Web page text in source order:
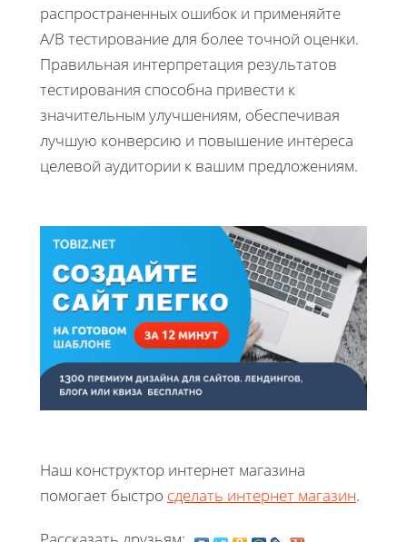
распространенных ошибок и применяйте
A/B тестирование для более точной оценки.
Правильная интерпретация результатов
тестирования способна привести к
значительным улучшениям, обеспечивая
лучшую конверсию и повышение интереса
целевой аудитории к вашим предложениям.
Наш конструктор интернет магазина
помогает быстро сделать интернет магазин.